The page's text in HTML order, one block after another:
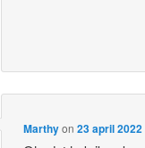
Marthyon23 april 2022